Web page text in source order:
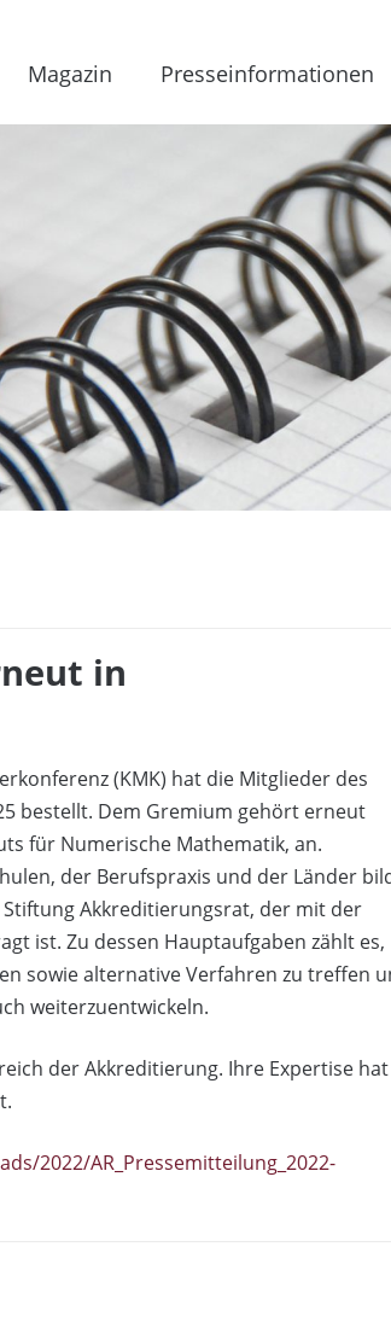
Magazin Presseinformationen
in
(KMK) hat die Mitglieder des
bestellt. Dem Gremium gehört erneut
für Numerische Mathematik, an.
der Berufspraxis und der Länder
Akkreditierungsrat, der mit der
ist. Zu dessen Hauptaufgaben zählt es,
sowie alternative Verfahren zu treffen
weiterzuentwickeln.
der Akkreditierung. Ihre Expertise hat
2022/AR_Pressemitteilung_2022-